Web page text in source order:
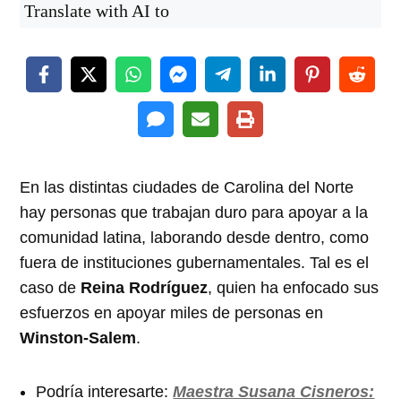
Translate with AI to
En las distintas ciudades de Carolina del Norte
hay personas que trabajan duro para apoyar a la
comunidad latina, laborando desde dentro, como
fuera de instituciones gubernamentales. Tal es el
caso de Reina Rodríguez, quien ha enfocado sus
esfuerzos en apoyar miles de personas en
Winston-Salem.
Podría interesarte:Maestra Susana Cisneros: